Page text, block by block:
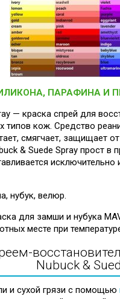
ПАРАФИНА И
— краска спрей для
типов кож. Средство
смягчает, защищает
& Suede Spray прост
нубук, велюр.
для замши и нубука
месте при
Nubuck &
и сухой грязи с помощью